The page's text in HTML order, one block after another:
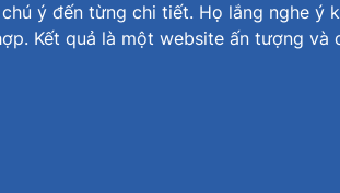
ý đến từng chi tiết. Họ lắng nghe ý
Kết quả là một website ấn tượng và